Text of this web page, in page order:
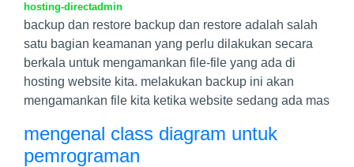
hosting-directadmin
backup dan restore backup dan restore adalah salah
satu bagian keamanan yang perlu dilakukan secara
berkala untuk mengamankan file-file yang ada di
hosting website kita. melakukan backup ini akan
mengamankan file kita ketika website sedang ada mas
mengenal class diagram untuk
pemrograman